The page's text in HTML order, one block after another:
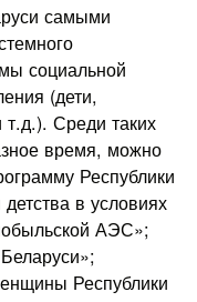
самыми
социальной
(дети,
Среди таких
время, можно
Республики
в условиях
АЭС»;
Республики